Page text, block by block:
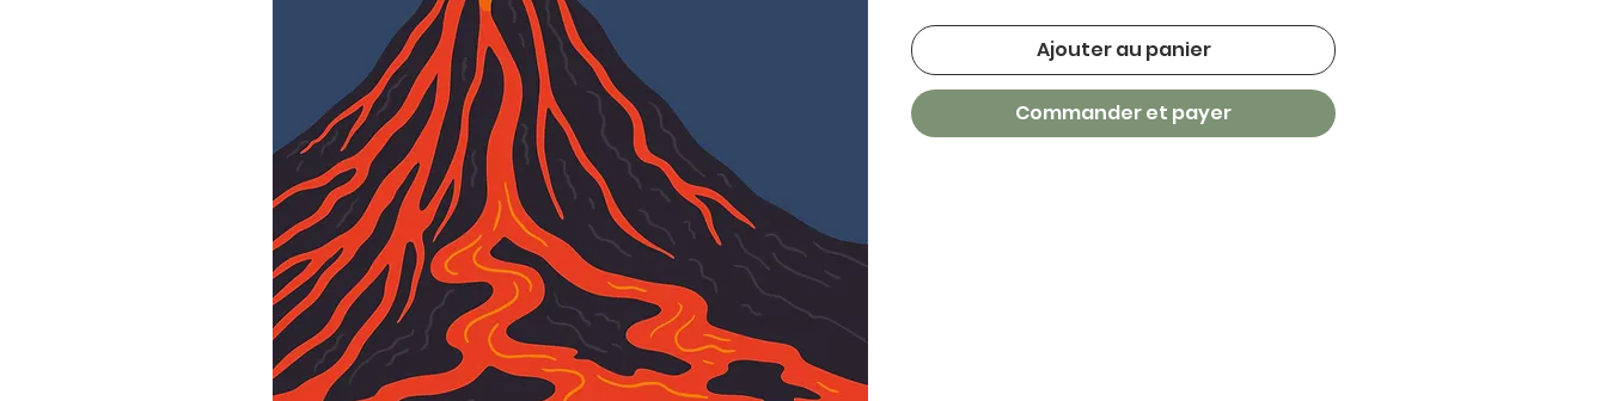
Ajouter au panier
Commander et payer